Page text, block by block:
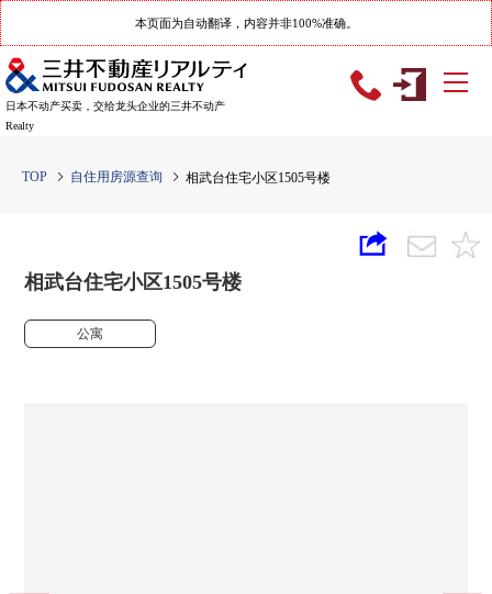
本页面为自动翻译，内容并非100%准确。
日本不动产买卖，交给龙头企业的三井不动产
Realty
TOP 自住用房源查询 相武台住宅小区1505号楼
相武台住宅小区1505号楼
公寓